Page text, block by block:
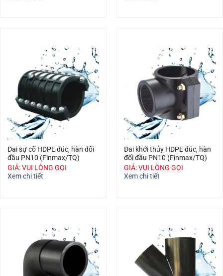
Đai sự cố HDPE đúc, hàn đối
đầu PN10 (Finmax/TQ)
GIÁ: VUI LÒNG GỌI
Xem chi tiết
Đai khởi thủy HDPE đúc, hàn
đối đầu PN10 (Finmax/TQ)
GIÁ: VUI LÒNG GỌI
Xem chi tiết